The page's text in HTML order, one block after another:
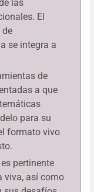
las
El
de
se integra a
de
a que
para su
formato vivo
pertinente
viva, así como